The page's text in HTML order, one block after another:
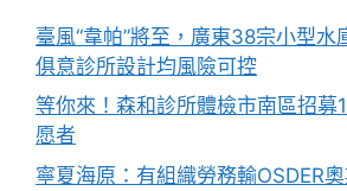
臺風“韋帕”將至，廣東38宗小型水
俱意診所設計均風險可控
等你來！森和診所體檢市南區招募
愿者
寧夏海原：有組織勞務輸OSDER